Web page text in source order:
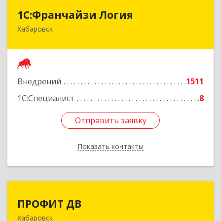
1C:Франчайзи Логия
Хабаровск
Внедрений
1511
1С:Специалист
8
Отправить заявку
Показать контакты
680000, Хабаровский край, Хабаровск г,
Отправить заявку
Назад
ПРОФИТ ДВ
Хабаровск